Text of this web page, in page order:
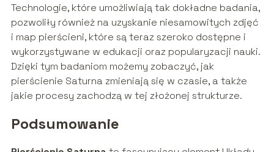
Technologie, które umożliwiają tak dokładne badania,
pozwoliły również na uzyskanie niesamowitych zdjęć
i map pierścieni, które są teraz szeroko dostępne i
wykorzystywane w edukacji oraz popularyzacji nauki.
Dzięki tym badaniom możemy zobaczyć, jak
pierścienie Saturna zmieniają się w czasie, a także
jakie procesy zachodzą w tej złożonej strukturze.
Podsumowanie